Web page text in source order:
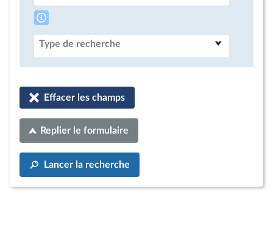
Type de recherche
Effacer les champs
Replier le formulaire
Lancer la recherche